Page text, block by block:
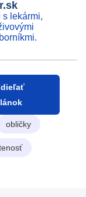
s lekármi,
obličky